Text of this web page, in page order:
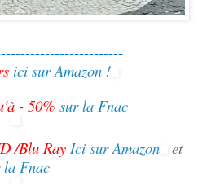
ici sur Amazon !
- 50% sur la Fnac
/Blu Ray Ici sur Amazon et
la Fnac